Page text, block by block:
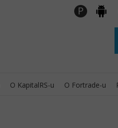
P Android
O KapitalRS-u O Fortrade-u